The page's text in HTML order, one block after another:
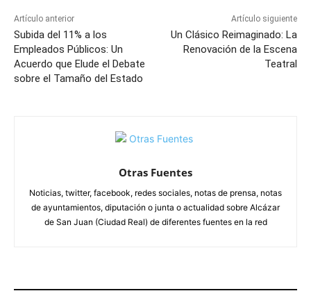
Artículo anterior
Subida del 11% a los
Empleados Públicos: Un
Acuerdo que Elude el Debate
sobre el Tamaño del Estado
Artículo siguiente
Un Clásico Reimaginado: La
Renovación de la Escena
Teatral
Otras Fuentes
Noticias, twitter, facebook, redes sociales, notas de prensa, notas
de ayuntamientos, diputación o junta o actualidad sobre Alcázar
de San Juan (Ciudad Real) de diferentes fuentes en la red